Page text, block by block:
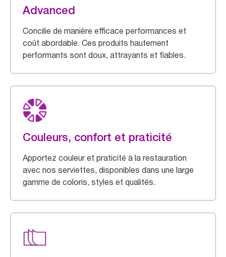
Advanced
Concilie de manière efficace performances et
coût abordable. Ces produits hautement
performants sont doux, attrayants et fiables.
Couleurs, confort et praticité
Apportez couleur et praticité à la restauration
avec nos serviettes, disponibles dans une large
gamme de coloris, styles et qualités.